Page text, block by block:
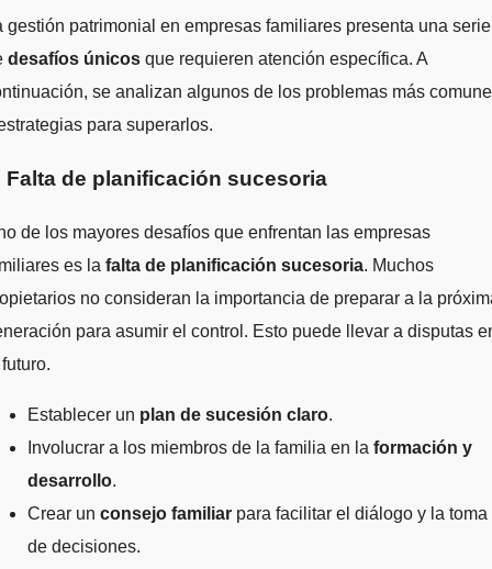
gestión patrimonial en empresas familiares presenta una serie
desafíos únicos que requieren atención específica. A
se analizan algunos de los problemas más
para superarlos.
Falta de planificación sucesoria
de los mayores desafíos que enfrentan las empresas
es la falta de planificación sucesoria. Muchos
no consideran la importancia de preparar a la
para asumir el control. Esto puede llevar a disputas
Establecer un plan de sucesión claro.
Involucrar a los miembros de la familia en la formación y
desarrollo.
Crear un consejo familiar para facilitar el diálogo y la toma
de decisiones.